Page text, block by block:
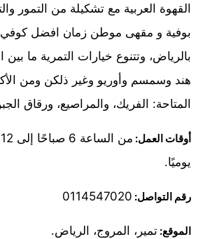
القهوة العربية مع تشكيلة من التمور
بوفية و مقهى موطن زمان افضل كوفي
بالرياض، وتتنوع خيارات التمرية ما بين
هند وسمسم وأوريو وغير ذلكن ومن
المتاحة: الفريك، والمراصيع، ورقاق
أوقات العمل:
يوميًا.
رقم التواصل: 0114547020
الموقع: تمير، المروج، الرياض.